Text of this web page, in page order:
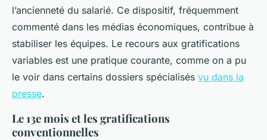
l’ancienneté du salarié. Ce dispositif, fréquemment
commenté dans les médias économiques, contribue à
stabiliser les équipes. Le recours aux gratifications
variables est une pratique courante, comme on a pu
le voir dans certains dossiers spécialisés vu dans la
presse.
Le 13e mois et les gratifications
conventionnelles